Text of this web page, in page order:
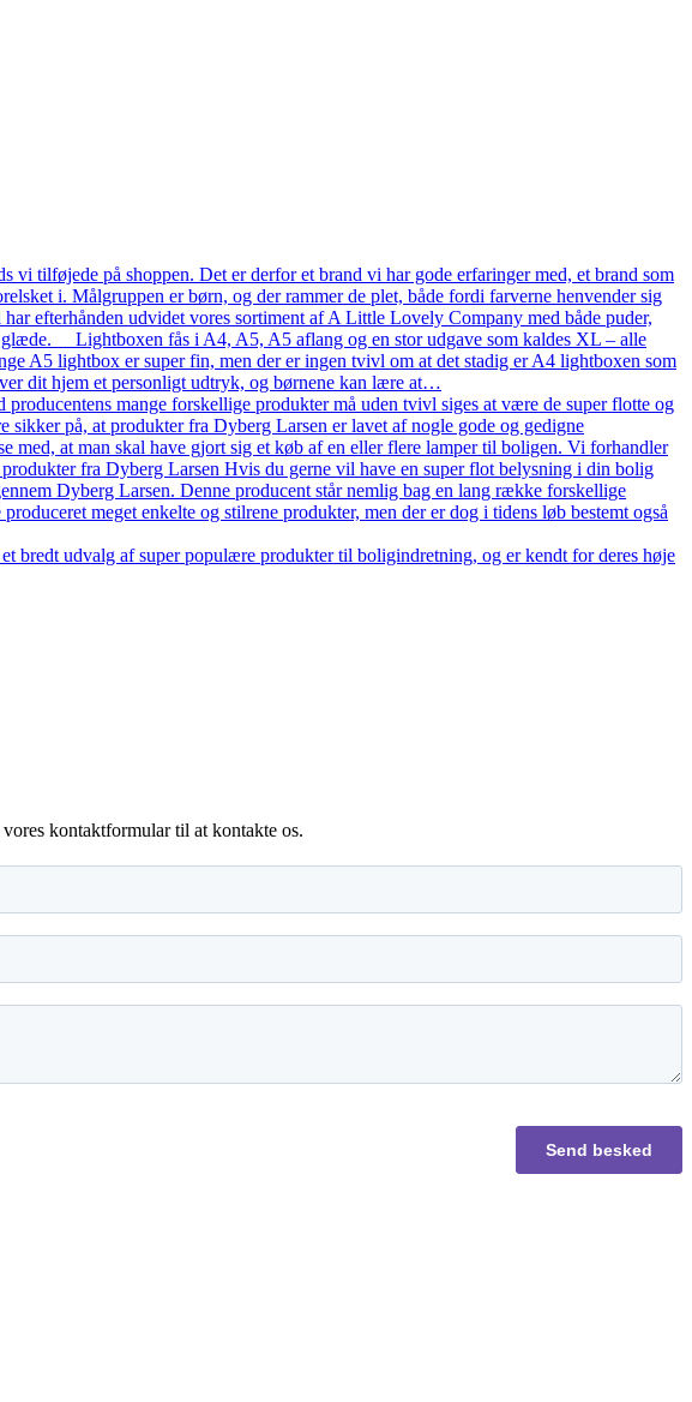
tilføjede på shoppen. Det er derfor et brand vi har gode erfaringer med, et brand som
i. Målgruppen er børn, og der rammer de plet, både fordi farverne henvender sig
efterhånden udvidet vores sortiment af A Little Lovely Company med både puder,
glæde. Lightboxen fås i A4, A5, A5 aflang og en stor udgave som kaldes XL – alle
A5 lightbox er super fin, men der er ingen tvivl om at det stadig er A4 lightboxen som
dit hjem et personligt udtryk, og børnene kan lære at…
mange forskellige produkter må uden tvivl siges at være de super flotte og
sikker på, at produkter fra Dyberg Larsen er lavet af nogle gode og gedigne
at man skal have gjort sig et køb af en eller flere lamper til boligen. Vi forhandler
fra Dyberg Larsen Hvis du gerne vil have en super flot belysning i din bolig
Dyberg Larsen. Denne producent står nemlig bag en lang række forskellige
meget enkelte og stilrene produkter, men der er dog i tidens løb bestemt også
bredt udvalg af super populære produkter til boligindretning, og er kendt for deres høje
kontaktformular til at kontakte os.